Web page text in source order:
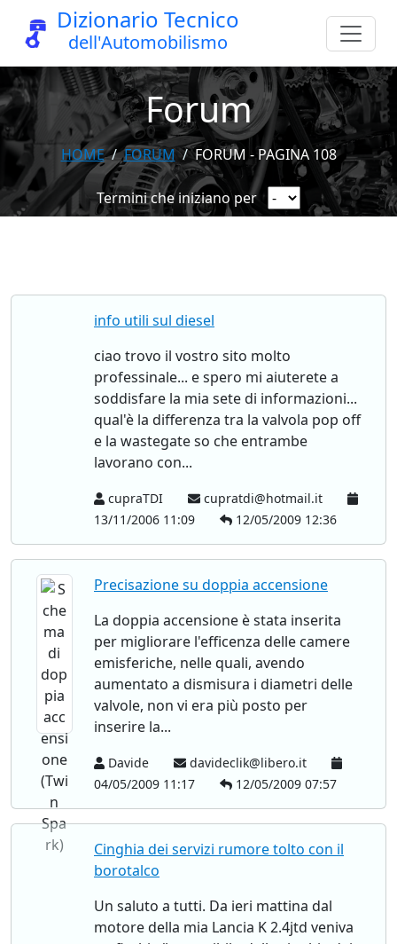
Dizionario Tecnico
dell'Automobilismo
Forum
HOME FORUM FORUM - PAGINA 108
Termini che iniziano per
info utili sul diesel
ciao trovo il vostro sito molto
professinale... e spero mi aiuterete a
soddisfare la mia sete di informazioni...
qual'è la differenza tra la valvola pop off
e la wastegate so che entrambe
lavorano con...
cupraTDI
cupratdi@hotmail.it
13/11/2006 11:09
12/05/2009 12:36
Precisazione su doppia accensione
La doppia accensione è stata inserita
per migliorare l'efficenza delle camere
emisferiche, nelle quali, avendo
aumentato a dismisura i diametri delle
valvole, non vi era più posto per
inserire la...
Davide
davideclik@libero.it
04/05/2009 11:17
12/05/2009 07:57
Cinghia dei servizi rumore tolto con il
borotalco
Un saluto a tutti. Da ieri mattina dal
motore della mia Lancia K 2.4jtd veniva